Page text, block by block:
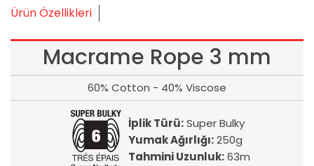
Ürün Özellikleri
Macrame Rope 3 mm
60% Cotton - 40% Viscose
İplik Türü:Super Bulky
Yumak Ağırlığı:250g
Tahmini Uzunluk:63m